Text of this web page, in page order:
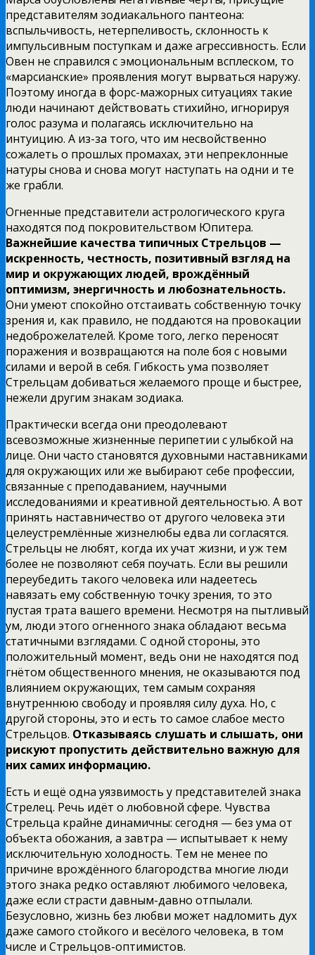
представителям зодиакального пантеона:
вспыльчивость, нетерпеливость, склонность к
импульсивным поступкам и даже агрессивность. Если
Овен не справился с эмоциональным всплеском, то
«марсианские» проявления могут вырваться наружу.
Поэтому иногда в форс-мажорных ситуациях такие
люди начинают действовать стихийно, игнорируя
голос разума и полагаясь исключительно на
интуицию. А из-за того, что им несвойственно
сожалеть о прошлых промахах, эти непреклонные
натуры снова и снова могут наступать на одни и те
же грабли.
Огненные представители астрологического круга
находятся под покровительством Юпитера.
Важнейшие качества типичных Стрельцов —
искренность, честность, позитивный взгляд на
мир и окружающих людей, врождённый
оптимизм, энергичность и любознательность.
Они умеют спокойно отстаивать собственную точку
зрения и, как правило, не поддаются на провокации
недоброжелателей. Кроме того, легко переносят
поражения и возвращаются на поле боя с новыми
силами и верой в себя. Гибкость ума позволяет
Стрельцам добиваться желаемого проще и быстрее,
нежели другим знакам зодиака.
Практически всегда они преодолевают
всевозможные жизненные перипетии с улыбкой на
лице. Они часто становятся духовными наставниками
для окружающих или же выбирают себе профессии,
связанные с преподаванием, научными
исследованиями и креативной деятельностью. А вот
принять наставничество от другого человека эти
целеустремлённые жизнелюбы едва ли согласятся.
Стрельцы не любят, когда их учат жизни, и уж тем
более не позволяют себя поучать. Если вы решили
переубедить такого человека или надеетесь
навязать ему собственную точку зрения, то это
пустая трата вашего времени. Несмотря на пытливый
ум, люди этого огненного знака обладают весьма
статичными взглядами. С одной стороны, это
положительный момент, ведь они не находятся под
гнётом общественного мнения, не оказываются под
влиянием окружающих, тем самым сохраняя
внутреннюю свободу и проявляя силу духа. Но, с
другой стороны, это и есть то самое слабое место
Стрельцов. Отказываясь слушать и слышать, они
рискуют пропустить действительно важную для
них самих информацию.
Есть и ещё одна уязвимость у представителей знака
Стрелец. Речь идёт о любовной сфере. Чувства
Стрельца крайне динамичны: сегодня — без ума от
объекта обожания, а завтра — испытывает к нему
исключительную холодность. Тем не менее по
причине врождённого благородства многие люди
этого знака редко оставляют любимого человека,
даже если страсти давным-давно отпылали.
Безусловно, жизнь без любви может надломить дух
даже самого стойкого и весёлого человека, в том
числе и Стрельцов-оптимистов.